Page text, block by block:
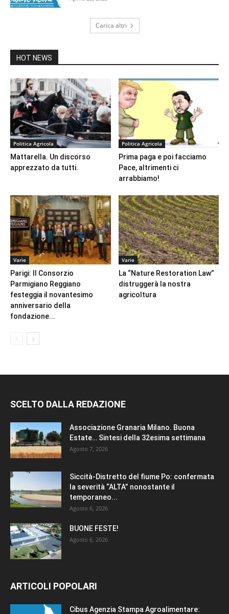
Carica altri
HOT NEWS
Politica Agricola
Mattarella. Un discorso
apprezzato da tutti.
Politica Agricola
Prima paga e poi facciamo
Pace, altrimenti ci
arrabbiamo!
Varie
Parigi: Il Consorzio
Parmigiano Reggiano
festeggia il novantesimo
anniversario della
fondazione...
Varie
La “Nature Restoration Law”
distruggerà la nostra
agricoltura
SCELTO DALLA REDAZIONE
Associazione Granaria Milano. Buona
Estate… Sintesi della 32esima settimana
Agosto 7, 2026
Siccità-Distretto del fiume Po: confermata
la severità “ALTA” nonostante il
temporaneo...
Agosto 6, 2026
BUONE FESTE!
Agosto 6, 2026
ARTICOLI POPOLARI
Cibus Agenzia Stampa Agroalimentare: